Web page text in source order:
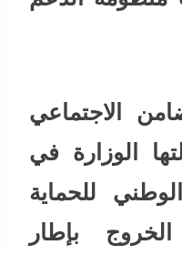
الاجتماعي
الوزارة في
للحماية
بإطار